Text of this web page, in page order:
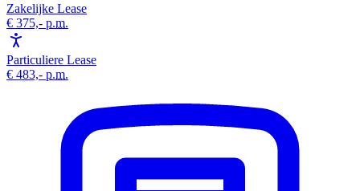
Zakelijke Lease
€ 375,- p.m.
Particuliere Lease
€ 483,- p.m.